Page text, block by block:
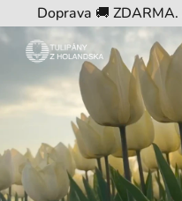
na
obsah
Doprava 🚚